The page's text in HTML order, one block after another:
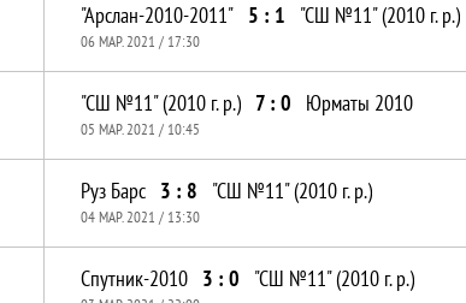
"Арслан-2010-2011" 5 : 1 "СШ №11" (2010 г. р.)
06 МАР. 2021 / 17:30
"СШ №11" (2010 г. р.) 7 : 0 Юрматы 2010
05 МАР. 2021 / 10:45
Руз Барс 3 : 8 "СШ №11" (2010 г. р.)
04 МАР. 2021 / 13:30
Cпутник-2010 3 : 0 "СШ №11" (2010 г. р.)